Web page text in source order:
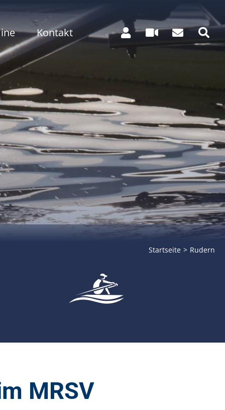
Kontakt
Startseite Rudern
MRSV